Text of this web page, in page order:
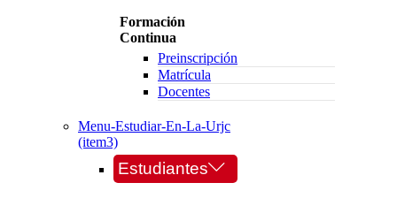
Formación
Continua
Preinscripción
Matrícula
Docentes
Menu-Estudiar-En-La-Urjc
(item3)
Estudiantes